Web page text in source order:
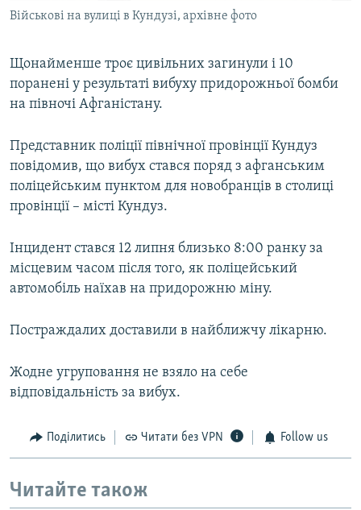
ІНФОГРАФІКА
ДОЛУЧАЙСЯ!
Усі сайти RFE/RL
Військові на вулиці в Кундузі, архівне фото
Щонайменше троє цивільних загинули і 10
поранені у результаті вибуху придорожньої бомби
на півночі Афганістану.
Представник поліції північної провінції Кундуз
повідомив, що вибух стався поряд з афганським
поліцейським пунктом для новобранців в столиці
провінції – місті Кундуз.
Інцидент стався 12 липня близько 8:00 ранку за
місцевим часом після того, як поліцейський
автомобіль наїхав на придорожню міну.
Постраждалих доставили в найближчу лікарню.
Жодне угруповання не взяло на себе
відповідальність за вибух.
Поділитись Читати без VPN Follow us
Читайте також